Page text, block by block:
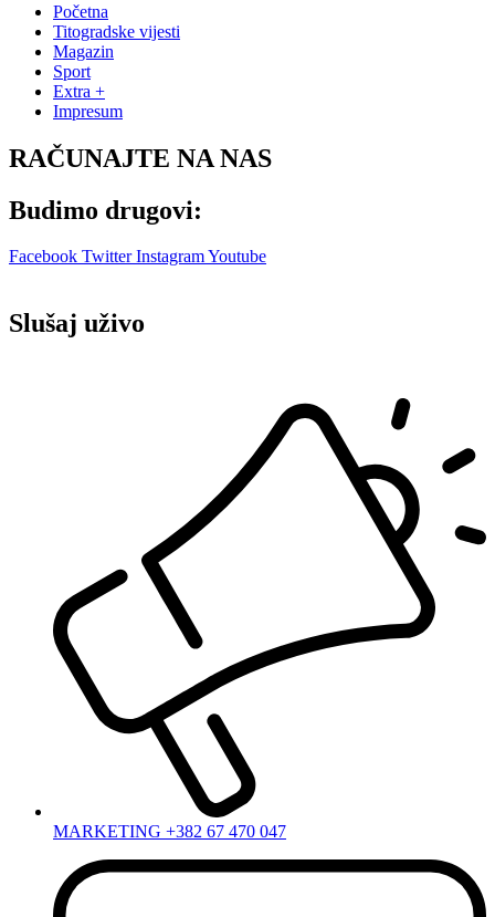
Početna
Titogradske vijesti
Magazin
Sport
Extra +
Impresum
RAČUNAJTE NA NAS
Budimo drugovi:
Facebook Twitter InstagramYoutube
Slušaj uživo
MARKETING +382 67 470 047